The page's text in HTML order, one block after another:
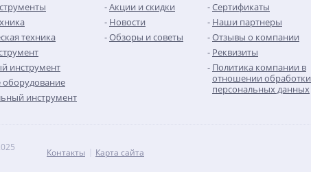
техника
инструмент
инструмент
Акции и скидки
Новости
Обзоры и советы
Сертификаты
Наши партнеры
Отзывы о компании
Реквизиты
Политика компании в
отношении обработки
персональных данных
Контакты Карта сайта